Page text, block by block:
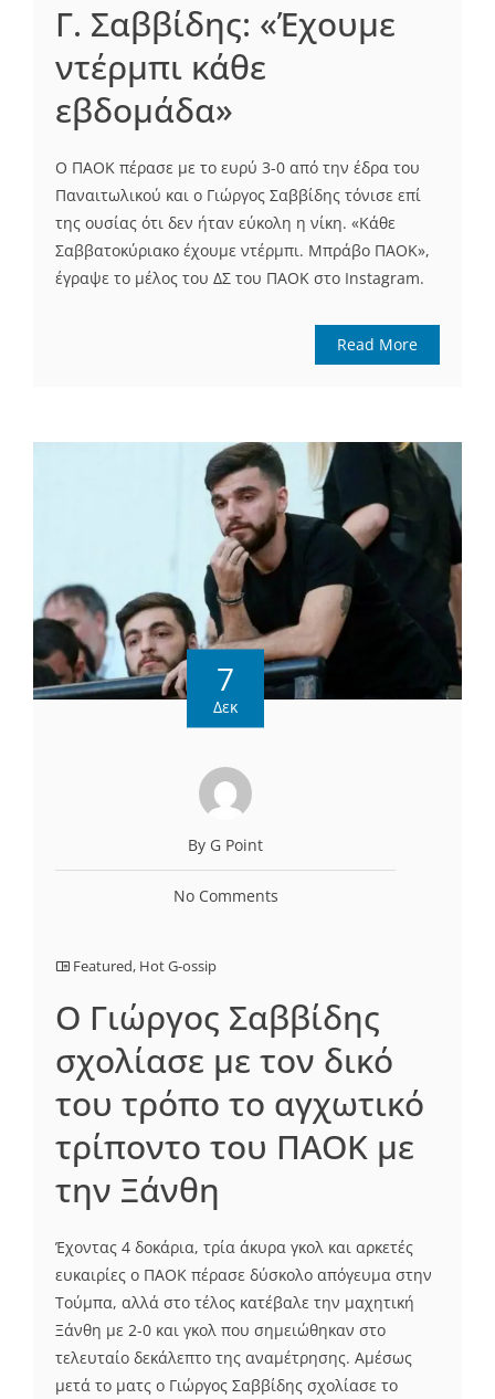
Γ. Σαββίδης: «Έχουμε
ντέρμπι κάθε
εβδομάδα»
Ο ΠΑΟΚ πέρασε με το ευρύ 3-0 από την έδρα του
Παναιτωλικού και ο Γιώργος Σαββίδης τόνισε επί
της ουσίας ότι δεν ήταν εύκολη η νίκη. «Κάθε
Σαββατοκύριακο έχουμε ντέρμπι. Μπράβο ΠΑΟΚ»,
έγραψε το μέλος του ΔΣ του ΠΑΟΚ στο Instagram.
Read More
7
Δεκ
By G Point
No Comments
Featured, Hot G-ossip
Ο Γιώργος Σαββίδης
σχολίασε με τον δικό
του τρόπο το αγχωτικό
τρίποντο του ΠΑΟΚ με
την Ξάνθη
Έχοντας 4 δοκάρια, τρία άκυρα γκολ και αρκετές
ευκαιρίες ο ΠΑΟΚ πέρασε δύσκολο απόγευμα στην
Τούμπα, αλλά στο τέλος κατέβαλε την μαχητική
Ξάνθη με 2-0 και γκολ που σημειώθηκαν στο
τελευταίο δεκάλεπτο της αναμέτρησης. Αμέσως
μετά το ματς ο Γιώργος Σαββίδης σχολίασε το